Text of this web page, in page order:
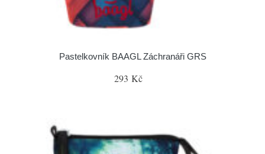
Pastelkovník BAAGL Záchranáři GRS
293 Kč